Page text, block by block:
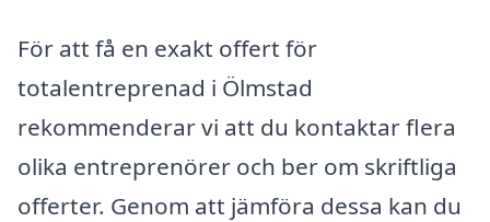
För att få en exakt offert för
totalentreprenad i Ölmstad
rekommenderar vi att du kontaktar flera
olika entreprenörer och ber om skriftliga
offerter. Genom att jämföra dessa kan du